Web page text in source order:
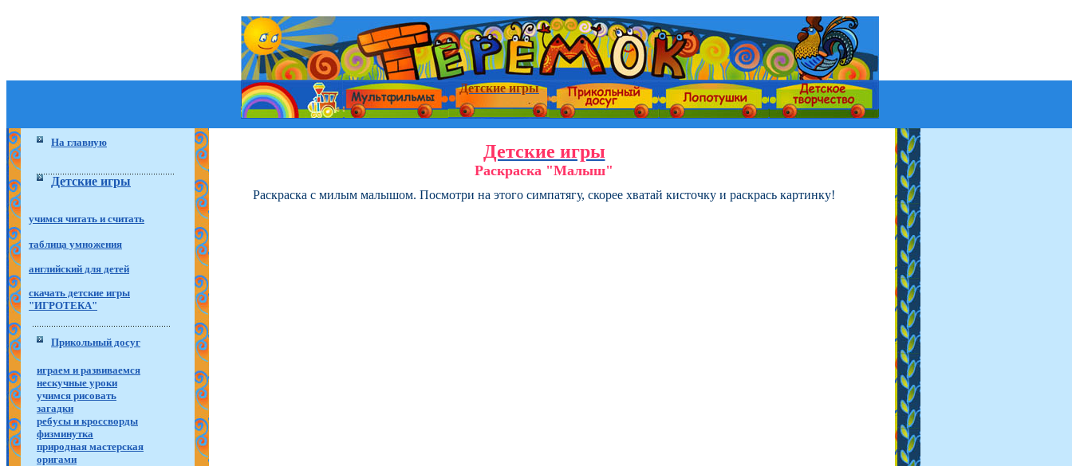
Детские игры
На главную
Детские игры
учимся читать и считать
таблица умножения
английский для детей
скачать детские игры
"ИГРОТЕКА"
Прикольный досуг
играем и развиваемся
нескучные уроки
учимся рисовать
загадки
ребусы и кроссворды
физминутка
природная мастерская
оригами
Детские игры
Раскраска "Малыш"
Раскраска с милым малышом. Посмотри на этого симпатягу, скорее хватай кисточку и раскрась картинку!